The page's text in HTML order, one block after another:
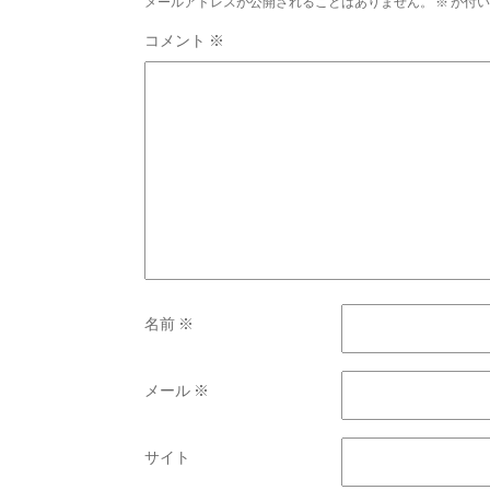
コメント ※
名前 ※
メール ※
サイト